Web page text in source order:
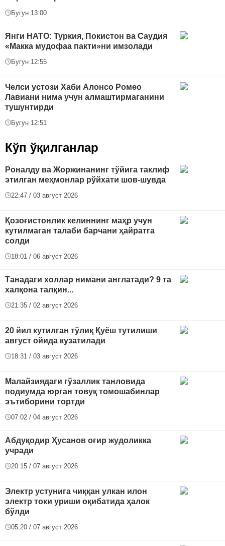
Бугун 13:00
Янги НАТО: Туркия, Покистон ва Саудия
«Макка мудофаа пакти»ни имзолади
Бугун 12:55
Челси устози Хаби Алонсо Ромео
Лавиани нима учун алмаштирмаганини
тушунтирди
Бугун 12:51
Кўп ўқилганлар
Роналду ва Жоржинанинг тўйига таклиф
этилган меҳмонлар рўйхати шов-шувда
22:47 / 03 август 2026
Қозоғистонлик келиннинг маҳр учун
кутилмаган талаби барчани ҳайратга
солди
18:01 / 06 август 2026
Танадаги холлар нимани англатади? 9 та
халқона талқин...
21:35 / 02 август 2026
20 йил кутилган тўлиқ Қуёш тутилиши
август ойида кузатилади
18:31 / 03 август 2026
Малайзиядаги гўзаллик танловида
подиумда юрган товуқ томошабинлар
эътиборини тортди
07:02 / 04 август 2026
Абдуқодир Ҳусанов оғир жудоликка
учради
20:15 / 07 август 2026
Электр устунига чиққан улкан илон
электр токи уриши оқибатида ҳалок
бўлди
05:20 / 07 август 2026